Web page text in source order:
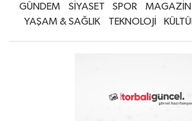
GÜNDEM SİYASET SPOR MAGAZİN
YAŞAM & SAĞLIK
TEKNOLOJİ